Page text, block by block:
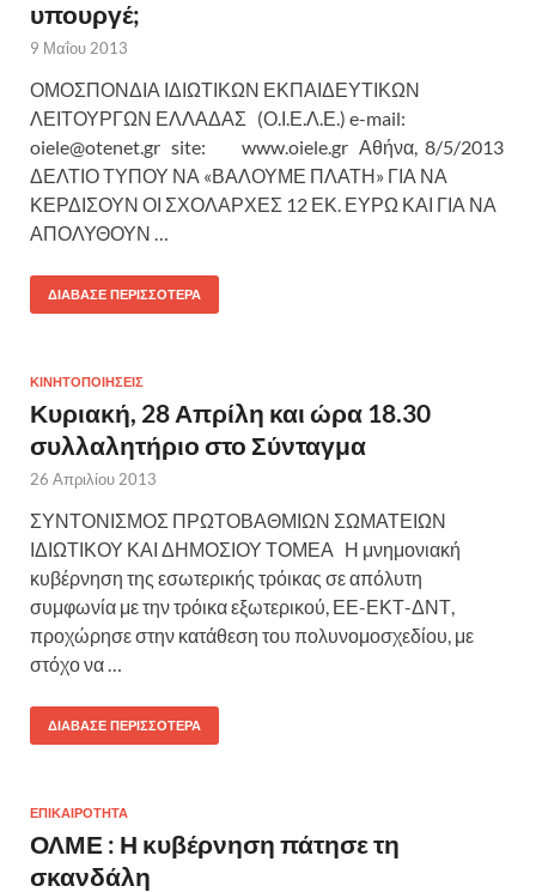
υπουργέ;
9 Μαΐου 2013
ΟΜΟΣΠΟΝΔΙΑ ΙΔΙΩΤΙΚΩΝ ΕΚΠΑΙΔΕΥΤΙΚΩΝ
ΛΕΙΤΟΥΡΓΩΝ ΕΛΛΑΔΑΣ (Ο.Ι.Ε.Λ.Ε.) e-mail:
oiele@otenet.gr site: www.oiele.gr Αθήνα, 8/5/2013
ΔΕΛΤΙΟ ΤΥΠΟΥ ΝΑ «ΒΑΛΟΥΜΕ ΠΛΑΤΗ» ΓΙΑ ΝΑ
ΚΕΡΔΙΣΟΥΝ ΟΙ ΣΧΟΛΑΡΧΕΣ 12 ΕΚ. ΕΥΡΩ ΚΑΙ ΓΙΑ ΝΑ
ΑΠΟΛΥΘΟΥΝ …
ΔΙΆΒΑΣΕ ΠΕΡΙΣΣΌΤΕΡΑ
ΚΙΝΗΤΟΠΟΙΗΣΕΙΣ
Κυριακή, 28 Απρίλη και ώρα 18.30
συλλαλητήριο στο Σύνταγμα
26 Απριλίου 2013
ΣΥΝΤΟΝΙΣΜΟΣ ΠΡΩΤΟΒΑΘΜΙΩΝ ΣΩΜΑΤΕΙΩΝ
ΙΔΙΩΤΙΚΟΥ ΚΑΙ ΔΗΜΟΣΙΟΥ ΤΟΜΕΑ Η μνημονιακή
κυβέρνηση της εσωτερικής τρόικας σε απόλυτη
συμφωνία με την τρόικα εξωτερικού, ΕΕ-ΕΚΤ-ΔΝΤ,
προχώρησε στην κατάθεση του πολυνομοσχεδίου, με
στόχο να …
ΔΙΆΒΑΣΕ ΠΕΡΙΣΣΌΤΕΡΑ
ΕΠΙΚΑΙΡΟΤΗΤΑ
ΟΛΜΕ : Η κυβέρνηση πάτησε τη
σκανδάλη